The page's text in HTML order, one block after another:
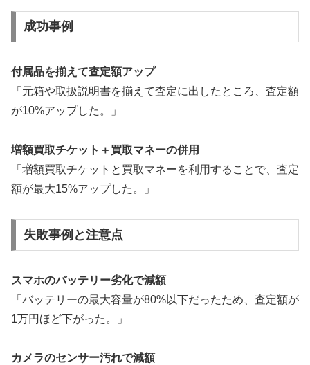
成功事例
付属品を揃えて査定額アップ
「元箱や取扱説明書を揃えて査定に出したところ、査定額
が10%アップした。」
増額買取チケット＋買取マネーの併用
「増額買取チケットと買取マネーを利用することで、査定
額が最大15%アップした。」
失敗事例と注意点
スマホのバッテリー劣化で減額
「バッテリーの最大容量が80%以下だったため、査定額が
1万円ほど下がった。」
カメラのセンサー汚れで減額